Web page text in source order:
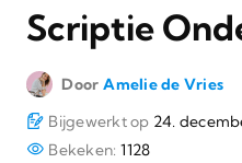
Scriptie
Door Amelie de Vries
Bijgewerkt op 24.
Bekeken: 1128